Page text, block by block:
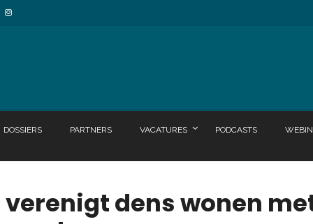
DOSSIERS PARTNERS VACATURES PODCASTS
dens wonen